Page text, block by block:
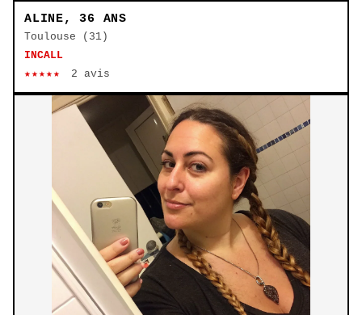
ALINE, 36 ANS
Toulouse (31)
INCALL
★★★★★
2 avis